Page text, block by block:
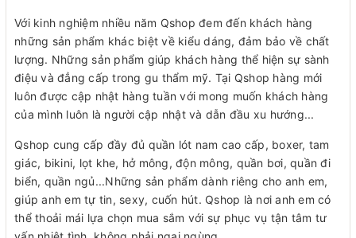
Với kinh nghiệm nhiều năm Qshop đem đến khách hàng
những sản phẩm khác biệt về kiểu dáng, đảm bảo về chất
lượng. Những sản phẩm giúp khách hàng thể hiện sự sành
điệu và đẳng cấp trong gu thẩm mỹ. Tại Qshop hàng mới
luôn được cập nhật hàng tuần với mong muốn khách hàng
của mình luôn là người cập nhật và dẫn đầu xu hướng...
Qshop cung cấp đầy đủ quần lót nam cao cấp, boxer, tam
giác, bikini, lọt khe, hở mông, độn mông, quần bơi, quần đi
biển, quần ngủ...Những sản phẩm dành riêng cho anh em,
giúp anh em tự tin, sexy, cuốn hút. Qshop là nơi anh em có
thể thoải mái lựa chọn mua sắm với sự phục vụ tận tâm tư